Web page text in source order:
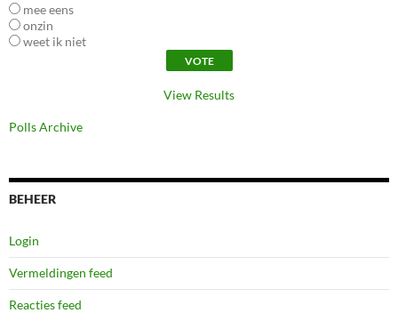
mee eens
onzin
weet ik niet
View Results
Polls Archive
BEHEER
Login
Vermeldingen feed
Reacties feed